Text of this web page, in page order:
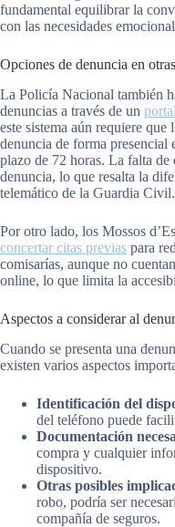
fundamental equilibrar la
con las necesidades
Opciones de denuncia en
La Policía Nacional también
denuncias a través de un
este sistema aún requiere
denuncia de forma presencial
plazo de 72 horas. La falta
denuncia, lo que resalta la
telemático de la Guardia Civil.
Por otro lado, los Mossos
concertar citas previas para
comisarías, aunque no
online, lo que limita la
Aspectos a considerar al
Cuando se presenta una
existen varios aspectos
Identificación del
del teléfono puede
Documentación
compra y cualquier
dispositivo.
Otras posibles
robo, podría ser
compañía de seguros.